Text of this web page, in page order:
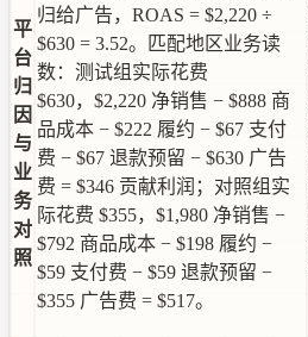
平
台
归
因
与
业
务
对
照
归给广告，ROAS = $2,220 ÷
$630 = 3.52。匹配地区业务读
数：测试组实际花费
$630，$2,220 净销售 − $888 商
品成本 − $222 履约 − $67 支付
费 − $67 退款预留 − $630 广告
费 = $346 贡献利润；对照组实
际花费 $355，$1,980 净销售 −
$792 商品成本 − $198 履约 −
$59 支付费 − $59 退款预留 −
$355 广告费 = $517。